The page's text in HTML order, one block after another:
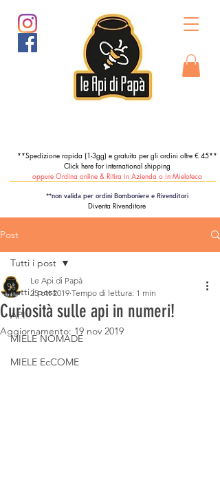
**Spedizione rapida (1-3gg) e gratuita per gli ordini oltre € 45**
Click here for international shipping
oppure Ordina online & Ritira in Azienda o in Mieloteca
**non valida per ordini Bomboniere e Rivenditori
Diventa Rivenditore
Post
Tutti i post
API
MIELE NOMADE
MIELE EcCOME
Tutti i post
Curiosità sulle api in numeri!
Le Api di Papà
25 ott 2019 Tempo di lettura: 1 min
Aggiornamento: 19 nov 2019